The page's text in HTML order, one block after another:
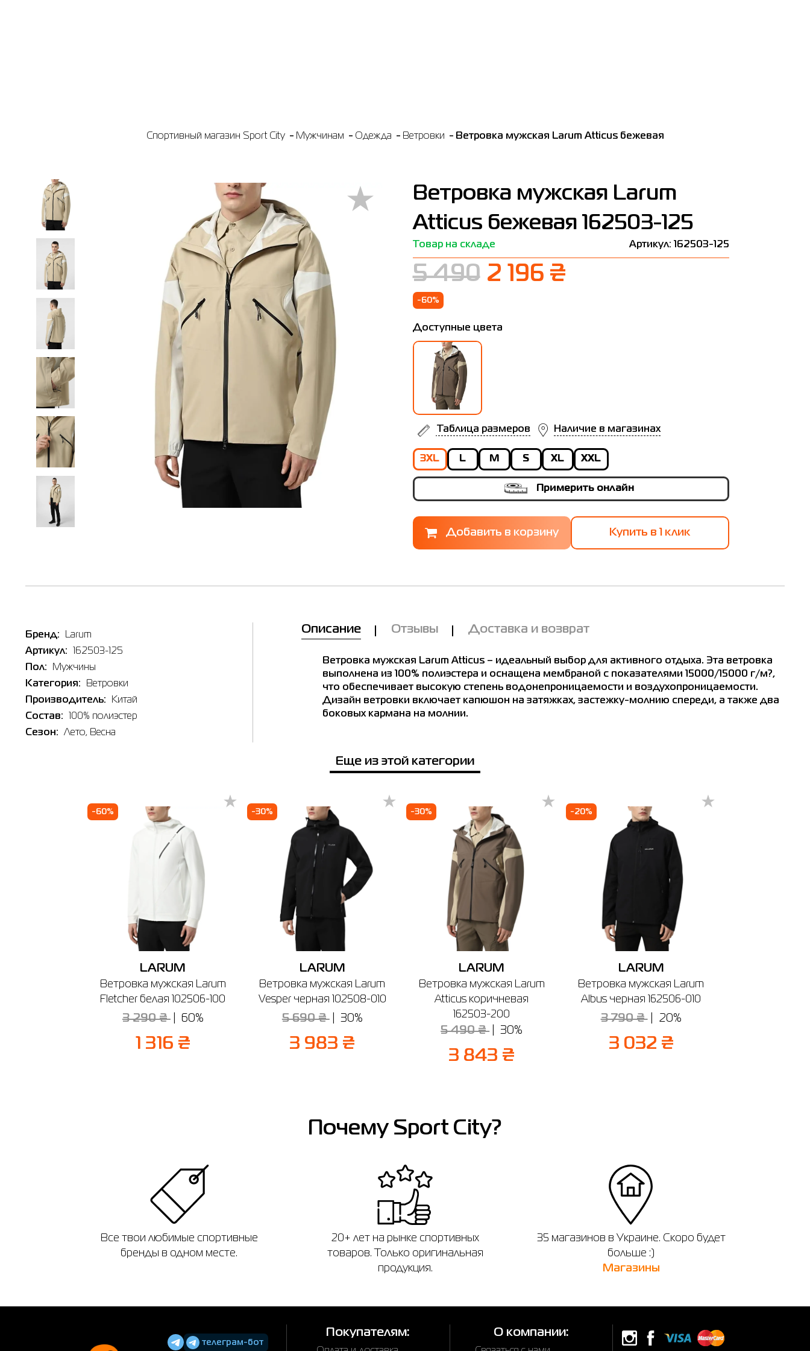
Спортивный магазин Sport City Мужчинам Одежда Ветровки Ветровка мужская Larum Atticus бежевая
Ветровка мужская Larum
Atticus бежевая 162503-125
Товар на складе Артикул: 162503-125
5 490 2 196 ₴
-60%
Доступные цвета
Наличие в магазинах
Таблица размеров
Ветровка мужская Larum Atticus бежевая 162503-125
S XL XXL
Буча Винница Ивано-Франковск Каменец-Подольский
🔸 ТРЦ Avenir Plaza
г. Буча, б-р Бирюкова, 2 (1-й этаж)
График работы: 10:00-21:00
3XL L M S XL XXL
Примерить онлайн
Купить в 1 клик
Мы Вам позвоним!
Ветровка мужская Larum Atticus
Цена
2,196.00
Выберите размер
Телефон
Бренд:
Larum
Артикул:
162503-125
Пол:
Мужчины
Категория:
Ветровки
Производитель:
Китай
Состав:
100% полиэстер
Сезон:
Лето, Весна
Описание Отзывы Доставка и возврат
Ветровка мужская Larum Atticus – идеальный выбор для активного отдыха. Эта ветровка
выполнена из 100% полиэстера и оснащена мембраной с показателями 15000/15000 г/м?,
что обеспечивает высокую степень водонепроницаемости и воздухопроницаемости.
Дизайн ветровки включает капюшон на затяжках, застежку-молнию спереди, а также два
боковых кармана на молнии.
Еще из этой категории
-60%
LARUM
Ветровка мужская Larum
Fletcher белая 102506-100
3 290 ₴ 60%
1 316 ₴
-30%
LARUM
Ветровка мужская Larum
Vesper черная 102508-010
5 690 ₴ 30%
3 983 ₴
-30%
LARUM
Ветровка мужская Larum
Atticus коричневая
162503-200
5 490 ₴ 30%
3 843 ₴
-20%
LARUM
Ветровка мужская Larum
Albus черная 162506-010
3 790 ₴ 20%
3 032 ₴
Почему Sport City?
Все твои любимые спортивные
бренды в одном месте.
20+ лет на рынке спортивных
товаров. Только оригинальная
продукция.
35 магазинов в Украине. Скоро будет
больше :)
Магазины
телеграм-бот
Покупателям: О компании: